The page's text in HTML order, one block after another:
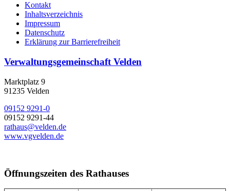
Kontakt
Inhaltsverzeichnis
Impressum
Datenschutz
Erklärung zur Barrierefreiheit
Verwaltungsgemeinschaft Velden
Marktplatz 9
91235 Velden
09152 9291-0
09152 9291-44
rathaus@velden.de
www.vgvelden.de
Öffnungszeiten des Rathauses